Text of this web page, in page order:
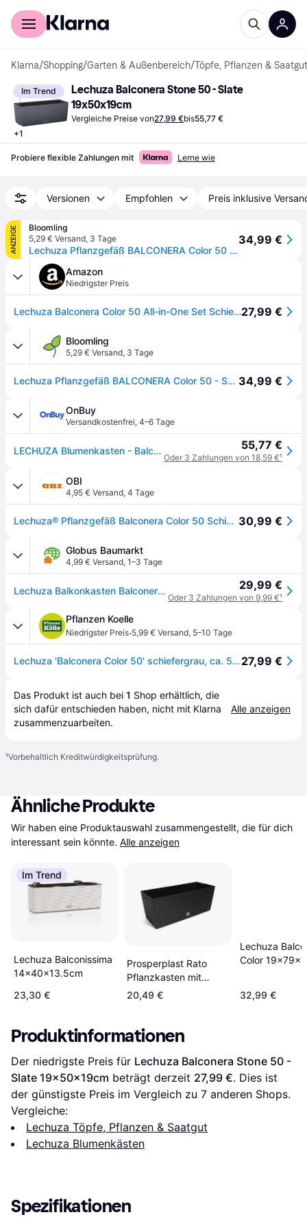
Für Shopper
Klarna/Shopping/Garten & Außenbereich/Töpfe, Pflanzen & Saatgut
Im Trend
+1
Lechuza Balconera Stone 50 - Slate
19x50x19cm
Vergleiche Preise von27,99 €bis55,77 €
Probiere flexible Zahlungen mit Lerne wie
Versionen Empfohlen Preis inklusive
ANZEIGE
Bloomling
5,29 € Versand, 3 Tage
Lechuza Pflanzgefäß BALCONERA Color 50 - Schiefergrau
34,99 €
Amazon
Niedrigster Preis
Lechuza Balconera Color 50 All-in-One Set Schiefergrau27,99 €
Bloomling
5,29 € Versand, 3 Tage
Lechuza Pflanzgefäß BALCONERA Color 50 - Schiefergrau 34,99 €
OnBuy
Versandkostenfrei, 4–6 Tage
LECHUZA Blumenkasten - Balconera Farbe 50 - 50 x 19 x 19 cm - Schiefer - Rechteckig - Mit Wasserreservoir 55,77 €
Oder 3 Zahlungen von 18,59 €¹
OBI
4,95 € Versand, 4 Tage
Lechuza® Pflanzgefäß Balconera Color 50 Schiefergrau 50 cm x 19 cm 30,99 €
Globus Baumarkt
4,99 € Versand, 1–3 Tage
Lechuza Balkonkasten Balconera Color 50 cm, schiefergrau 29,99 €
Oder 3 Zahlungen von 9,99 €¹
Pflanzen Koelle
Niedrigster Preis·5,99 € Versand, 5–10 Tage
Lechuza 'Balconera Color 50' schiefergrau, ca. 50 x 19 x H 19 cm27,99 €
Das Produkt ist auch bei 1 Shop erhältlich, die
sich dafür entschieden haben, nicht mit Klarna
zusammenzuarbeiten.
Alle anzeigen
¹Vorbehaltlich Kreditwürdigkeitsprüfung.
Ähnliche Produkte
Wir haben eine Produktauswahl zusammengestellt, die für dich
interessant sein könnte. Alle anzeigen
Im Trend
Lechuza Balconissima
14x40x13.5cm
23,30 €
Prosperplast Rato
Pflanzkasten mit
Bewässerung,
Anthrazit, 60 x 25 x
60x60x24cm
20,49 €
Lechuza
Color
32,99 €
Produktinformationen
Der niedrigste Preis für Lechuza Balconera Stone 50 -
Slate 19x50x19cm beträgt derzeit 27,99 €. Dies ist
der günstigste Preis im Vergleich zu 7 anderen Shops.
Vergleiche:
Lechuza Töpfe, Pflanzen & Saatgut
Lechuza Blumenkästen
Spezifikationen